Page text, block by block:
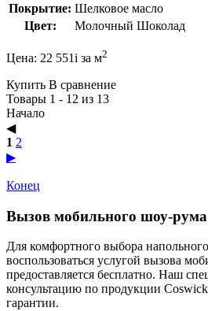
Покрытие: Шелковое масло
Цвет:
Молочный Шоколад
Цена: 22 551i за м2
Купить В сравнение
Товары 1 - 12 из 13
Начало
◀︎
1 2
▶︎
Конец
Вызов мобильного шоу-рума
Для комфортного выбора
воспользоваться услугой вызова
предоставляется бесплатно. Наш
консультацию по продукции
гарантии.